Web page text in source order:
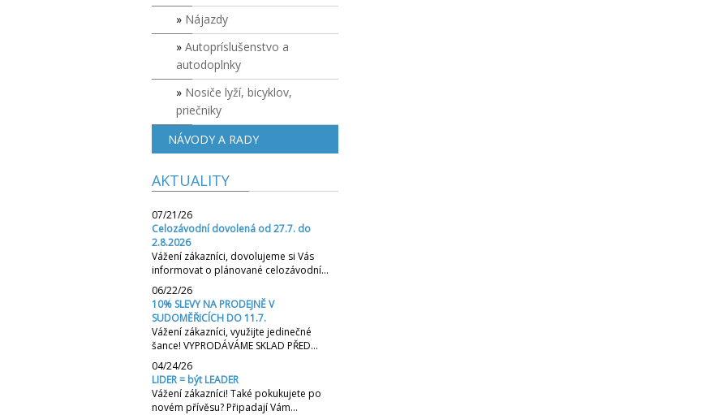
Nájazdy
Autopríslušenstvo a
autodoplnky
Nosiče lyží, bicyklov,
priečniky
NÁVODY A RADY
AKTUALITY
07/21/26
Celozávodní dovolená od 27.7. do
2.8.2026
Vážení zákazníci, dovolujeme si Vás
informovat o plánované celozávodní…
06/22/26
10% SLEVY NA PRODEJNĚ V
SUDOMĚŘICÍCH DO 11.7.
Vážení zákazníci, využijte jedinečné
šance! VYPRODÁVÁME SKLAD PŘED…
04/24/26
LIDER = být LEADER
Vážení zákazníci! Také pokukujete po
novém přívěsu? Připadají Vám…